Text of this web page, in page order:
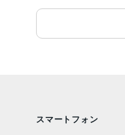
スマートフォン